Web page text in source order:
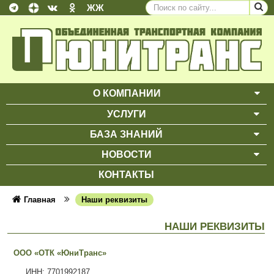
ЖЖ
О КОМПАНИИ
УСЛУГИ
БАЗА ЗНАНИЙ
НОВОСТИ
КОНТАКТЫ
Главная Наши реквизиты
НАШИ РЕКВИЗИТЫ
ООО «ОТК «ЮниТранс»
ИНН: 7701992187